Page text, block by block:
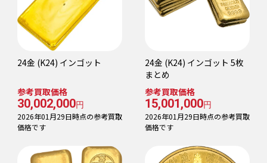
24金 (K24) インゴット
参考買取価格
30,002,000円
2026年01月29日時点の参考買取
価格です
24金 (K24) インゴット 5枚
まとめ
参考買取価格
15,001,000円
2026年01月29日時点の参考買取
価格です